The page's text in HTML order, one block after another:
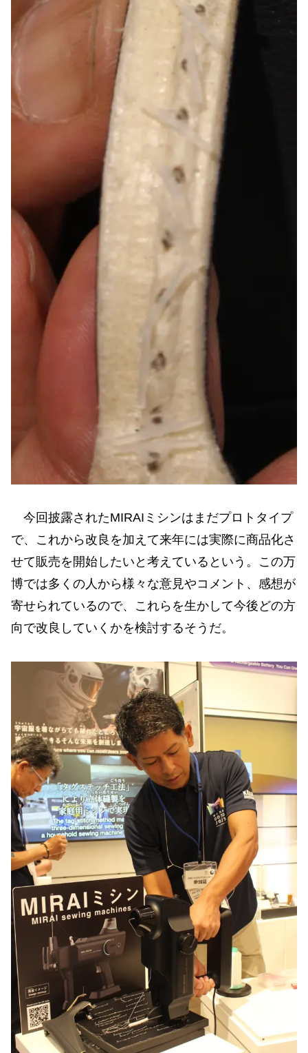
今回披露されたMIRAIミシンはまだプロトタイプ
で、これから改良を加えて来年には実際に商品化さ
せて販売を開始したいと考えているという。この万
博では多くの人から様々な意見やコメント、感想が
寄せられているので、これらを生かして今後どの方
向で改良していくかを検討するそうだ。